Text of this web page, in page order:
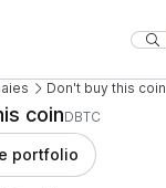
Don't buy this coin
coinDBTC
portfolio